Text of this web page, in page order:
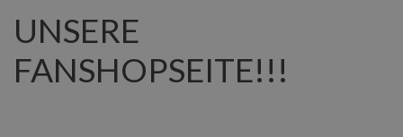
UNSERE
FANSHOPSEITE!!!